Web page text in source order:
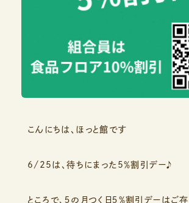
こんにちは、ほっと館です
6/25は、待ちにまった5％割引デー♪
ところで、５の月つく日５％割引デーはご